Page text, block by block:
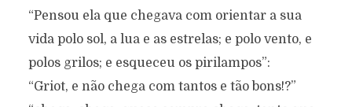
“Pensou ela que chegava com orientar a sua
vida polo sol, a lua e as estrelas; e polo vento, e
polos grilos; e esqueceu os pirilampos”:
“Griot, e não chega com tantos e tão bons!?”